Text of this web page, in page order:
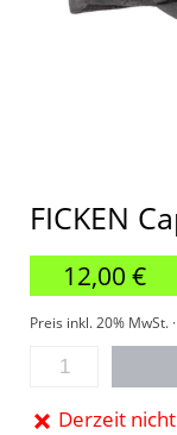
FICKEN
12,00 €
Preis inkl. 20% MwSt. ·
Derzeit